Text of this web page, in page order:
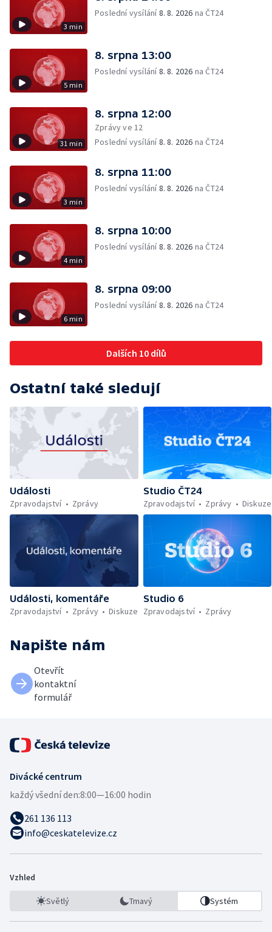
3 min
Poslední vysílání8. 8. 2026 na ČT24
5 min
8. srpna 13:00
Poslední vysílání8. 8. 2026 na ČT24
31 min
8. srpna 12:00
Zprávy ve 12
Poslední vysílání8. 8. 2026 na ČT24
3 min
8. srpna 11:00
Poslední vysílání8. 8. 2026 na ČT24
4 min
8. srpna 10:00
Poslední vysílání8. 8. 2026 na ČT24
6 min
8. srpna 09:00
Poslední vysílání8. 8. 2026 na ČT24
Dalších 10 dílů
Ostatní také sledují
Události
Zpravodajství
Zprávy
Studio ČT24
Zpravodajství
Zprávy Diskuze
Události, komentáře
Zpravodajství
Zprávy Diskuze
Studio 6
Zpravodajství
Zprávy
Napište nám
Otevřít
kontaktní
formulář
Divácké centrum
každý všední den:8:00—16:00 hodin
261 136 113
info@ceskatelevize.cz
Vzhled
Světlý Tmavý Systém